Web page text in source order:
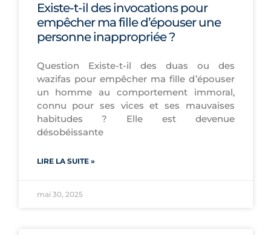
Existe-t-il des invocations pour
empêcher ma fille d’épouser une
personne inappropriée ?
Question Existe-t-il des duas ou des
wazifas pour empêcher ma fille d’épouser
un homme au comportement immoral,
connu pour ses vices et ses mauvaises
habitudes ? Elle est devenue
désobéissante
LIRE LA SUITE »
mai 30, 2025